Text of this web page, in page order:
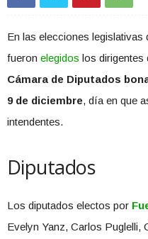
En las elecciones legislativas
fueron elegidos los dirigentes
Cámara de Diputados
9 de diciembre, día en que
intendentes.
Diputados
Los diputados electos por
Evelyn Yanz, Carlos Puglelli,